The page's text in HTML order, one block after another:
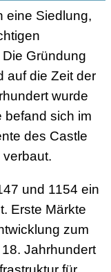
eine Siedlung,
Gründung
auf die Zeit der
wurde
befand sich im
des Castle
und 1154 ein
Erste Märkte
zum
Jahrhundert